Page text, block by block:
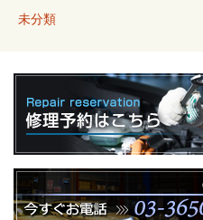
未分類